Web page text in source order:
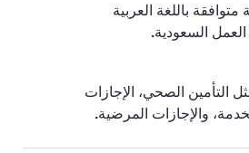
باللغة العربية
العمل السعودية.
مثل التأمين الصحي، الإجازات
والإجازات المرضية.